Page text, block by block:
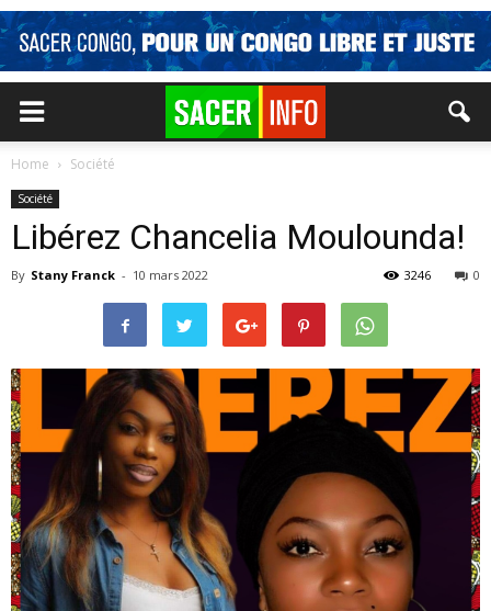
Home Société
Société
Libérez Chancelia Moulounda!
By Stany Franck - 10 mars 2022 0
3246